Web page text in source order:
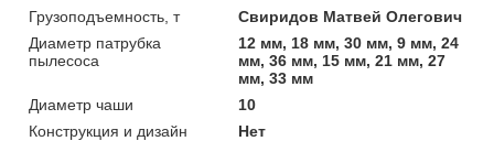
Грузоподъемность, т
Свиридов Матвей Олегович
Диаметр патрубка
пылесоса
12 мм, 18 мм, 30 мм, 9 мм, 24
мм, 36 мм, 15 мм, 21 мм, 27
мм, 33 мм
Диаметр чаши
10
Конструкция и дизайн
Нет